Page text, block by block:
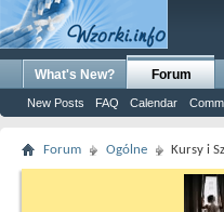
What's New? Forum
New Posts FAQ Calendar
Forum Ogólne Kursy i